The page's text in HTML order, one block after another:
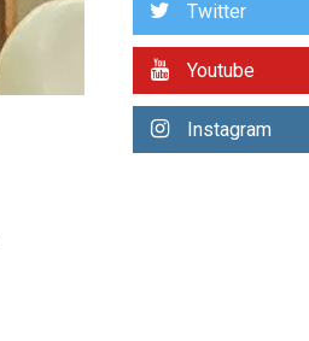
3
Twitter
Youtube
Instagram